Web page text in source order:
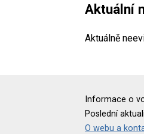
Aktuální
Aktuálně
Informace o
Poslední
O webu a